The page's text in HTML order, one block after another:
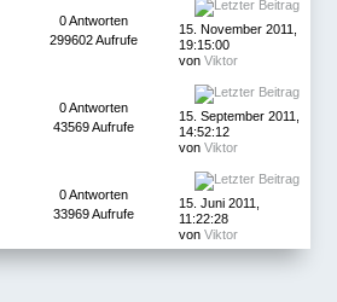
0 Antworten
299602 Aufrufe
15. November 2011,
19:15:00
von Viktor
0 Antworten
43569 Aufrufe
15. September 2011,
14:52:12
von Viktor
0 Antworten
33969 Aufrufe
15. Juni 2011,
11:22:28
von Viktor